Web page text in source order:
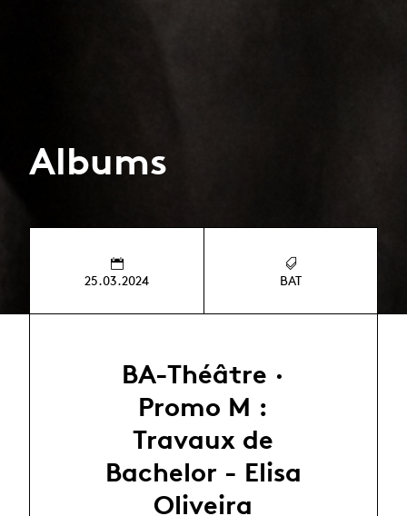
Albums
25.03.2024 BAT
BA-Théâtre ·
Promo M :
Travaux de
Bachelor - Elisa
Oliveira